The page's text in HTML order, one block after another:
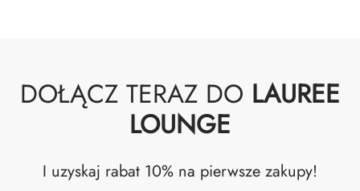
DOŁĄCZ TERAZ DO LAUREE
LOUNGE
I uzyskaj rabat 10% na pierwsze zakupy!